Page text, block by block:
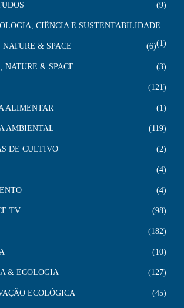
9
CIÊNCIA E SUSTENTABILIDADE
1
NATURE & SPACE 6
NATURE & SPACE 3
121
ALIMENTAR 1
AMBIENTAL 119
DE CULTIVO 2
4
4
TV 98
182
10
& ECOLOGIA 127
ECOLÓGICA 45